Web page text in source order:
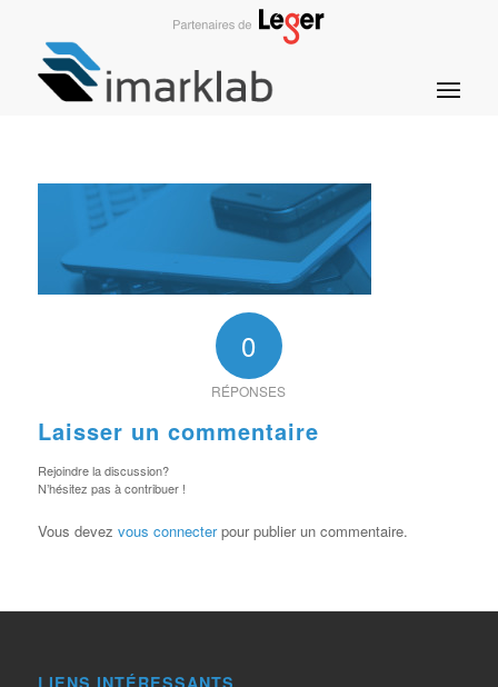
0
RÉPONSES
Laisser un commentaire
Rejoindre la discussion?
N’hésitez pas à contribuer !
Vous devez vous connecterpour publier un commentaire.